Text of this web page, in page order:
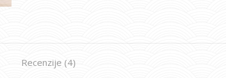
Recenzije (4)